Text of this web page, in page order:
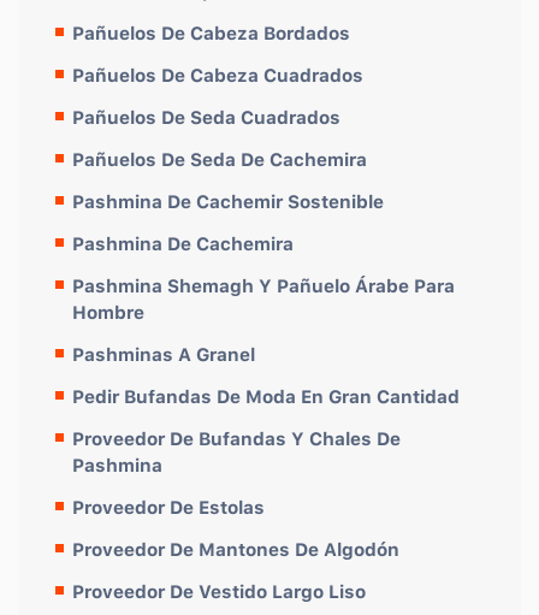
Pañuelos De Cabeza Bordados
Pañuelos De Cabeza Cuadrados
Pañuelos De Seda Cuadrados
Pañuelos De Seda De Cachemira
Pashmina De Cachemir Sostenible
Pashmina De Cachemira
Pashmina Shemagh Y Pañuelo Árabe Para
Hombre
Pashminas A Granel
Pedir Bufandas De Moda En Gran Cantidad
Proveedor De Bufandas Y Chales De
Pashmina
Proveedor De Estolas
Proveedor De Mantones De Algodón
Proveedor De Vestido Largo Liso